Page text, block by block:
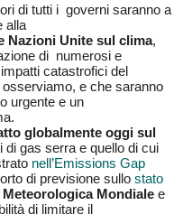
di tutti i governi saranno a
alla
Nazioni Unite sul clima,
di numerosi e
catastrofici del
e che saranno
urgente e un
globalmente oggi sul
di gas serra e quello di cui
nell’Emissions Gap
di previsione sullo stato
Mondiale e
di limitare il